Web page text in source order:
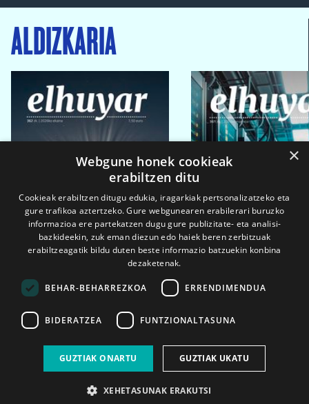
ALDIZKARIA
2026ko eka. 1a 2026ko mar. 1a
×
Webgune honek cookieak
erabiltzen ditu
Cookieak erabiltzen ditugu edukia, iragarkiak pertsonalizatzeko eta
gure trafikoa aztertzeko. Gure webgunearen erabilerari buruzko
informazioa ere partekatzen dugu gure publizitate- eta analisi-
bazkideekin, zuk eman diezun edo haiek beren zerbitzuak
erabiltzeagatik bildu duten beste informazio batzuekin konbina
dezaketenak.
BEHAR-BEHARREZKOA ERRENDIMENDUA
BIDERATZEA FUNTZIONALTASUNA
GUZTIAK ONARTU GUZTIAK UKATU
XEHETASUNAK ERAKUTSI